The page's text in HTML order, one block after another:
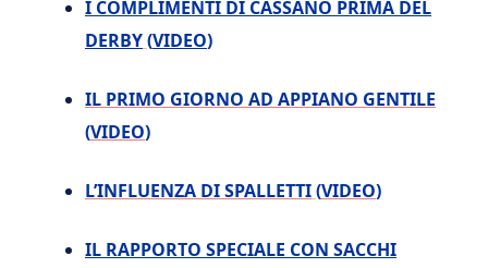
I COMPLIMENTI DI CASSANO PRIMA DEL
DERBY(VIDEO)
IL PRIMO GIORNO AD APPIANO GENTILE
(VIDEO)
L’INFLUENZA DI SPALLETTI(VIDEO)
IL RAPPORTO SPECIALE CON SACCHI